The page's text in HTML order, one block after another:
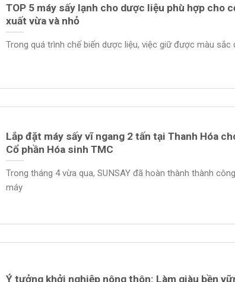
TOP 5 máy sấy lạnh cho dược liệu phù hợp cho
xuất vừa và nhỏ
Trong quá trình chế biến dược liệu, việc giữ được màu sắc
Lắp đặt máy sấy vĩ ngang 2 tấn tại Thanh Hóa
Cổ phần Hóa sinh TMC
Trong tháng 4 vừa qua, SUNSAY đã hoàn thành thành
máy
Ý tưởng khởi nghiệp nông thôn: Làm giàu bền